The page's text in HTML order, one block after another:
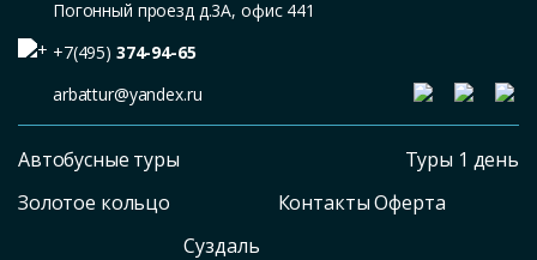
Погонный проезд д.3А, офис 441
+7(495) 374-94-65
arbattur@yandex.ru
Автобусные туры
Золотое кольцо
Суздаль
Туры 1 день
Контакты Оферта